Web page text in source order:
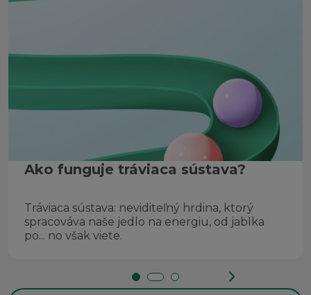
Ako funguje tráviaca sústava?
Tráviaca sústava: neviditeľný hrdina, ktorý
spracováva naše jedlo na energiu, od jablka
po... no však viete.